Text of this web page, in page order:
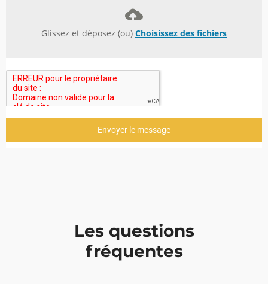
Glissez et déposez (ou) Choisissez des fichiers
Envoyer le message
Les questions
fréquentes